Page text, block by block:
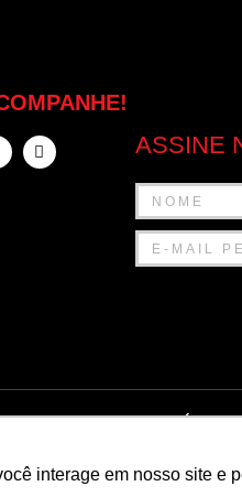
interage em nosso site e
ASSINE
POLÍTICA